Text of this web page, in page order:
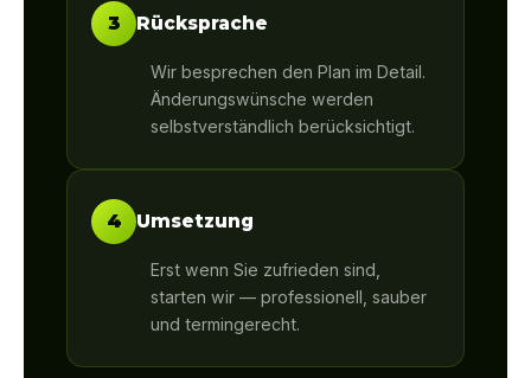
3 Rücksprache
Wir besprechen den Plan im Detail.
Änderungswünsche werden
selbstverständlich berücksichtigt.
4 Umsetzung
Erst wenn Sie zufrieden sind,
starten wir — professionell, sauber
und termingerecht.